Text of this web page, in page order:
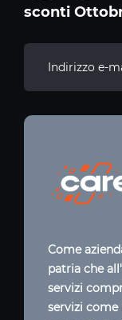
sconti
Come
patria che
servizi
servizi